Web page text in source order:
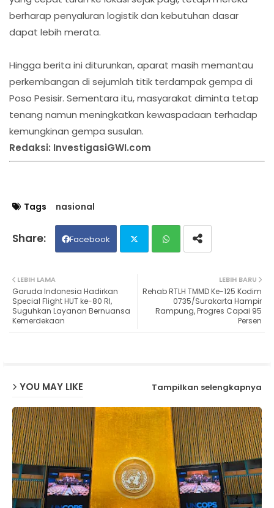
berharap penyaluran logistik dan kebutuhan dasar
dapat lebih merata.
Hingga berita ini diturunkan, aparat masih memantau
perkembangan di sejumlah titik terdampak gempa di
Poso Pesisir. Sementara itu, masyarakat diminta tetap
tenang namun meningkatkan kewaspadaan terhadap
kemungkinan gempa susulan.
Redaksi: InvestigasiGWI.com
Tags nasional
Facebook
ats
LEBIH BARU
Rehab RTLH TMMD Ke-125 Kodim
0735/Surakarta Hampir
Rampung, Progres Capai 95
Persen
LEBIH LAMA
Garuda Indonesia Hadirkan
Special Flight HUT ke-80 RI,
Suguhkan Layanan Bernuansa
Kemerdekaan
YOU MAY LIKE Tampilkan selengkapnya